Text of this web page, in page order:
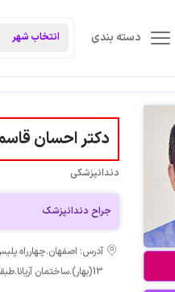
دسته بندی
دکتر احسان
دندانپزشکی
جراح دندانپزشک
آدرس: اصفهان.چهارراه
13(بهار).ساختمان آریانا.طبقه اول.واحد 7